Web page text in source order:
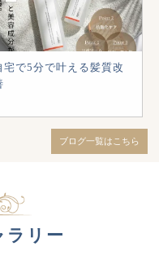
宅で5分で叶える髪質改
ブログ一覧はこちら
ラリー